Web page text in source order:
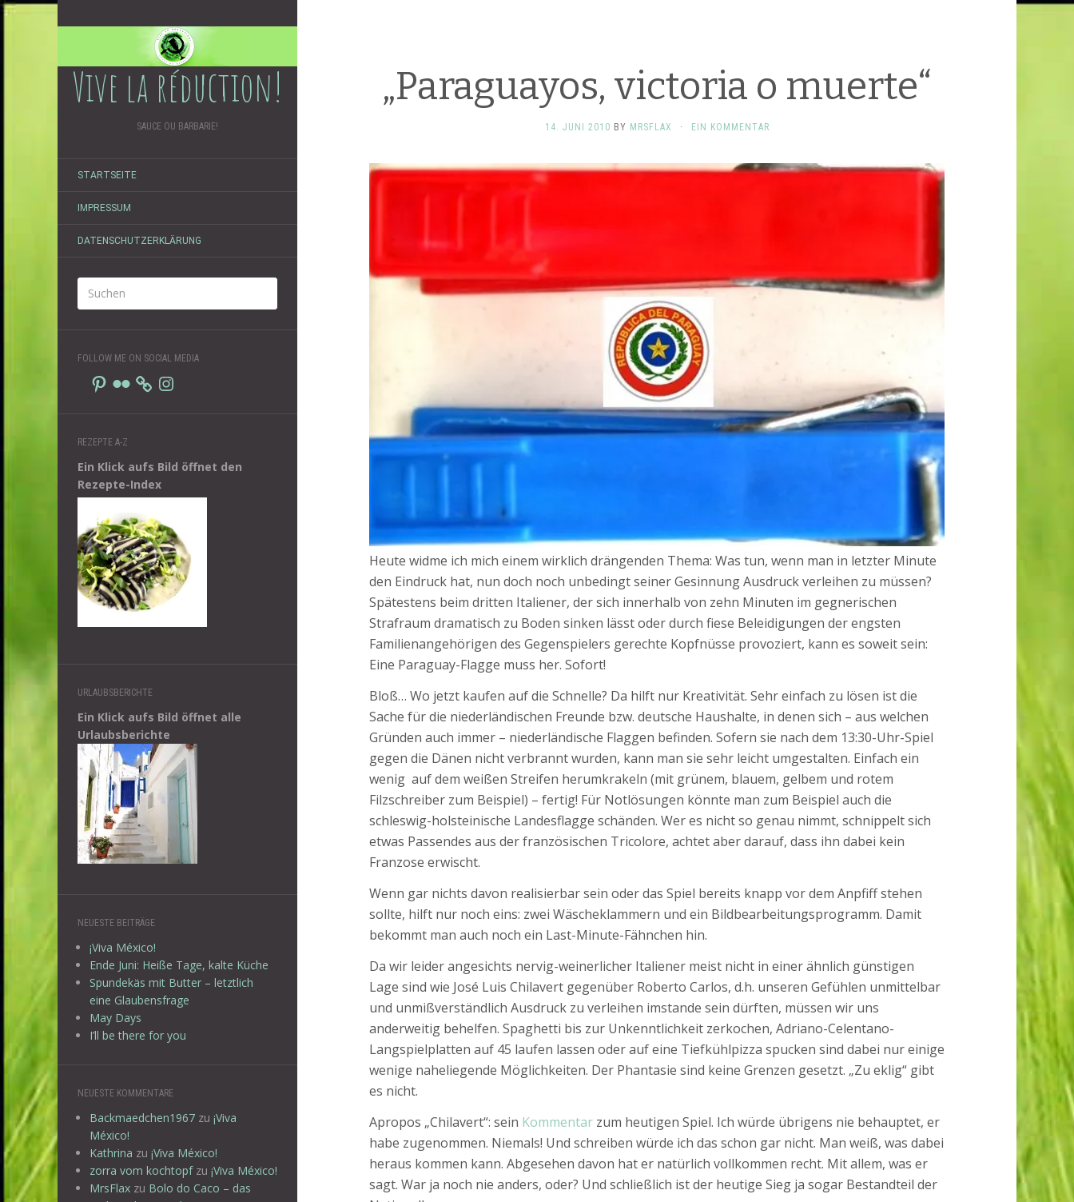
Vive la réduction!
SAUCE OU BARBARIE!
STARTSEITE
IMPRESSUM
DATENSCHUTZERKLÄRUNG
FOLLOW ME ON SOCIAL MEDIA
Pinterest
Flickr Instagram
REZEPTE A-Z
Ein Klick aufs Bild öffnet den
Rezepte-Index
URLAUBSBERICHTE
Ein Klick aufs Bild öffnet alle
Urlaubsberichte
NEUESTE BEITRÄGE
¡Viva México!
Ende Juni: Heiße Tage, kalte Küche
Spundekäs mit Butter – letztlich
eine Glaubensfrage
May Days
I’ll be there for you
NEUESTE KOMMENTARE
Backmaedchen1967 zu ¡Viva
México!
Kathrina zu ¡Viva México!
zorra vom kochtopfzu ¡Viva México!
MrsFlax zu Bolo do Caco – das
„Paraguayos, victoria o muerte“
14. JUNI 2010 BY MRSFLAX · EIN KOMMENTAR
Heute widme ich mich einem wirklich drängenden Thema: Was tun, wenn man in letzter Minute
den Eindruck hat, nun doch noch unbedingt seiner Gesinnung Ausdruck verleihen zu müssen?
Spätestens beim dritten Italiener, der sich innerhalb von zehn Minuten im gegnerischen
Strafraum dramatisch zu Boden sinken lässt oder durch fiese Beleidigungen der engsten
Familienangehörigen des Gegenspielers gerechte Kopfnüsse provoziert, kann es soweit sein:
Eine Paraguay-Flagge muss her. Sofort!
Bloß… Wo jetzt kaufen auf die Schnelle? Da hilft nur Kreativität. Sehr einfach zu lösen ist die
Sache für die niederländischen Freunde bzw. deutsche Haushalte, in denen sich – aus welchen
Gründen auch immer – niederländische Flaggen befinden. Sofern sie nach dem 13:30-Uhr-Spiel
gegen die Dänen nicht verbrannt wurden, kann man sie sehr leicht umgestalten. Einfach ein
wenig auf dem weißen Streifen herumkrakeln (mit grünem, blauem, gelbem und rotem
Filzschreiber zum Beispiel) – fertig! Für Notlösungen könnte man zum Beispiel auch die
schleswig-holsteinische Landesflagge schänden. Wer es nicht so genau nimmt, schnippelt sich
etwas Passendes aus der französischen Tricolore, achtet aber darauf, dass ihn dabei kein
Franzose erwischt.
Wenn gar nichts davon realisierbar sein oder das Spiel bereits knapp vor dem Anpfiff stehen
sollte, hilft nur noch eins: zwei Wäscheklammern und ein Bildbearbeitungsprogramm. Damit
bekommt man auch noch ein Last-Minute-Fähnchen hin.
Da wir leider angesichts nervig-weinerlicher Italiener meist nicht in einer ähnlich günstigen
Lage sind wie José Luis Chilavert gegenüber Roberto Carlos, d.h. unseren Gefühlen unmittelbar
und unmißverständlich Ausdruck zu verleihen imstande sein dürften, müssen wir uns
anderweitig behelfen. Spaghetti bis zur Unkenntlichkeit zerkochen, Adriano-Celentano-
Langspielplatten auf 45 laufen lassen oder auf eine Tiefkühlpizza spucken sind dabei nur einige
wenige naheliegende Möglichkeiten. Der Phantasie sind keine Grenzen gesetzt. „Zu eklig“ gibt
es nicht.
Apropos „Chilavert“: sein Kommentar zum heutigen Spiel. Ich würde übrigens nie behauptet, er
habe zugenommen. Niemals! Und schreiben würde ich das schon gar nicht. Man weiß, was dabei
heraus kommen kann. Abgesehen davon hat er natürlich vollkommen recht. Mit allem, was er
sagt. War ja noch nie anders, oder? Und schließlich ist der heutige Sieg ja sogar Bestandteil der